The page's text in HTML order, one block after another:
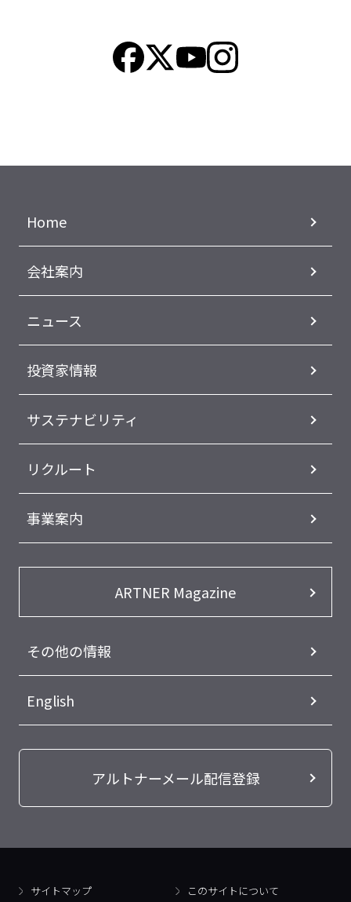
Home
会社案内
ニュース
投資家情報
サステナビリティ
リクルート
事業案内
ARTNER Magazine
その他の情報
English
アルトナーメール配信登録
サイトマップ このサイトについて